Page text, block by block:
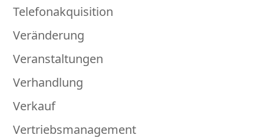
Telefonakquisition
Veränderung
Veranstaltungen
Verhandlung
Verkauf
Vertriebsmanagement